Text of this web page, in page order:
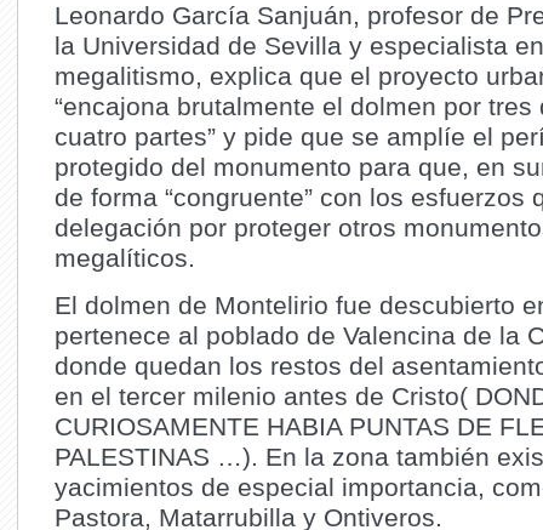
Leonardo García Sanjuán, profesor de
la Universidad de Sevilla y especialista en
megalitismo, explica que el proyecto
“encajona brutalmente el dolmen por tres
cuatro partes” y pide que se amplíe el
protegido del monumento para que, en
de forma “congruente” con los esfuerzos
delegación por proteger otros
megalíticos.
El dolmen de Montelirio fue descubierto
pertenece al poblado de Valencina de la
donde quedan los restos del
en el tercer milenio antes de Cristo(
CURIOSAMENTE HABIA PUNTAS DE
PALESTINAS …). En la zona también
yacimientos de especial importancia,
Pastora, Matarrubilla y Ontiveros.